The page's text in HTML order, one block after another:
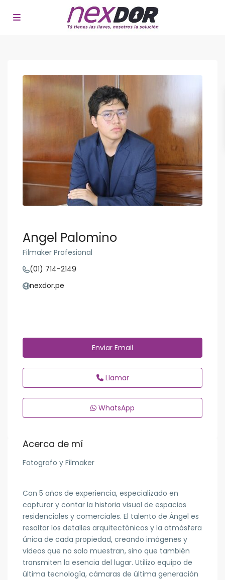
Angel Palomino
Filmaker Profesional
(01) 714-2149
nexdor.pe
Enviar Email
Llamar
WhatsApp
Acerca de mí
Fotografo y Filmaker
Con 5 años de experiencia, especializado en
capturar y contar la historia visual de espacios
residenciales y comerciales. El talento de Ángel es
resaltar los detalles arquitectónicos y la atmósfera
única de cada propiedad, creando imágenes y
videos que no solo muestran, sino que también
transmiten la esencia del lugar. Utilizo equipo de
última tecnología, cámaras de última generación